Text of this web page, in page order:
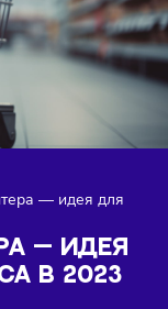
— идея
—